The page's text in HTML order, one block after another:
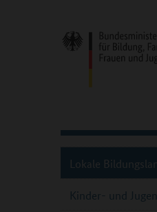
Lokale
Kinder- und